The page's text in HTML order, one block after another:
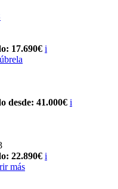
17.690€ i
desde: 41.000€ i
22.890€ i
más